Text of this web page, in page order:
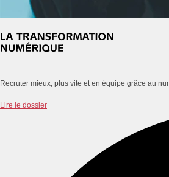
Recruter mieux, plus vite et en équipe grâce au
Lire le dossier